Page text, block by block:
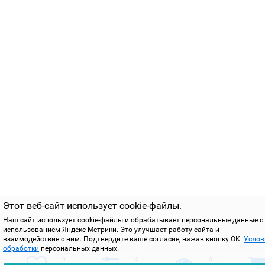
Этот веб-сайт использует cookie-файлы.
Наш сайт использует cookie-файлы и обрабатывает персональные данные с
использованием Яндекс Метрики. Это улучшает работу сайта и
взаимодействие с ним. Подтвердите ваше согласие, нажав кнопку ОК.
обработки персональных данных.